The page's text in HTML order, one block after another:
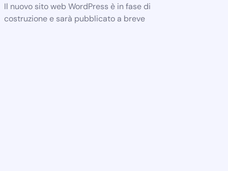
Il nuovo sito web WordPress è in fase di
costruzione e sarà pubblicato a breve